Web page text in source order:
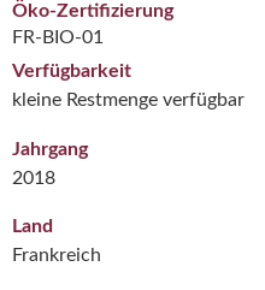
Öko-Zertifizierung
FR-BIO-01
Verfügbarkeit
kleine Restmenge verfügbar
Jahrgang
2018
Land
Frankreich